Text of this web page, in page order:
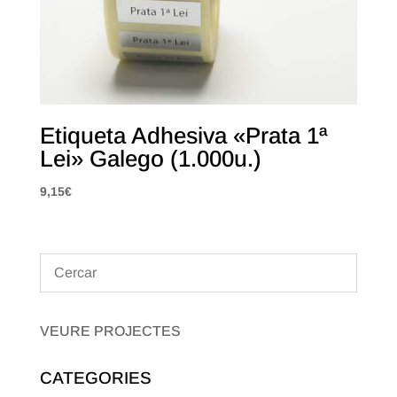
Etiqueta Adhesiva «Prata 1ª
Lei» Galego (1.000u.)
9,15€
VEURE PROJECTES
CATEGORIES